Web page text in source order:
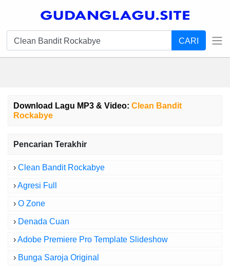
CARI
Download Lagu MP3 & Video: Clean Bandit
Rockabye
Pencarian Terakhir
› Clean Bandit Rockabye
›Agresi Full
› O Zone
› Denada Cuan
›Adobe Premiere Pro Template Slideshow
› Bunga Saroja Original